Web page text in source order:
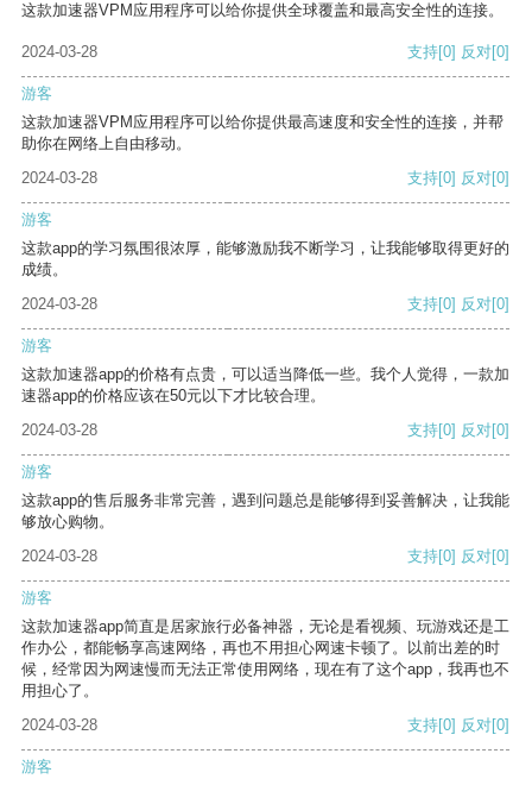
这款加速器VPM应用程序可以给你提供全球覆盖和最高安全性的连接。
2024-03-28 支持[0] 反对[0]
游客
这款加速器VPM应用程序可以给你提供最高速度和安全性的连接，并帮
助你在网络上自由移动。
2024-03-28
支持[0] 反对[0]
游客
这款app的学习氛围很浓厚，能够激励我不断学习，让我能够取得更好的
成绩。
2024-03-28
支持[0] 反对[0]
游客
这款加速器app的价格有点贵，可以适当降低一些。我个人觉得，一款加
速器app的价格应该在50元以下才比较合理。
2024-03-28
支持[0] 反对[0]
游客
这款app的售后服务非常完善，遇到问题总是能够得到妥善解决，让我能
够放心购物。
2024-03-28
支持[0] 反对[0]
游客
这款加速器app简直是居家旅行必备神器，无论是看视频、玩游戏还是工
作办公，都能畅享高速网络，再也不用担心网速卡顿了。以前出差的时
候，经常因为网速慢而无法正常使用网络，现在有了这个app，我再也不
用担心了。
2024-03-28
支持[0] 反对[0]
游客